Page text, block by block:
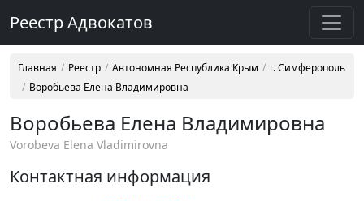
Реестр Адвокатов
Главная Реестр Автономная Республика Крым
г. Симферополь
Воробьева Елена Владимировна
Воробьева Елена Владимировна
Vorobeva Elena Vladimirovna
Контактная информация